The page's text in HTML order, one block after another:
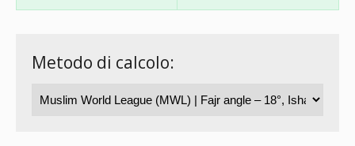
Metodo di calcolo: